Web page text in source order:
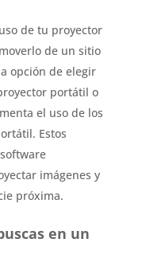
de tu proyector
de un sitio
opción de elegir
portátil o
el uso de los
Estos
imágenes y
próxima.
en un